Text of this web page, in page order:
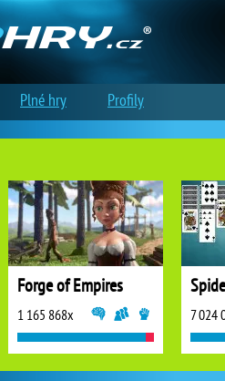
Forge of Empires
1 165 868x 7 024
Plné hry Profily